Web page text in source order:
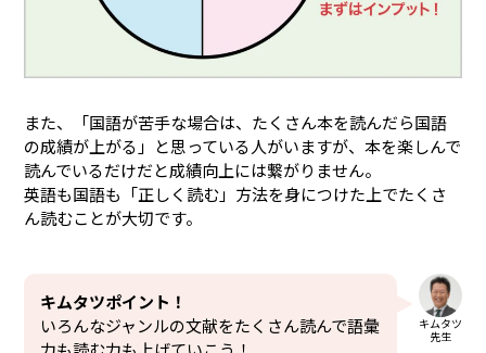
また、「国語が苦手な場合は、たくさん本を読んだら国語
の成績が上がる」と思っている人がいますが、本を楽しんで
読んでいるだけだと成績向上には繋がりません。
英語も国語も「正しく読む」方法を身につけた上でたくさ
ん読むことが大切です。
キムタツポイント！
いろんなジャンルの文献をたくさん読んで語彙
キムタツ
先生